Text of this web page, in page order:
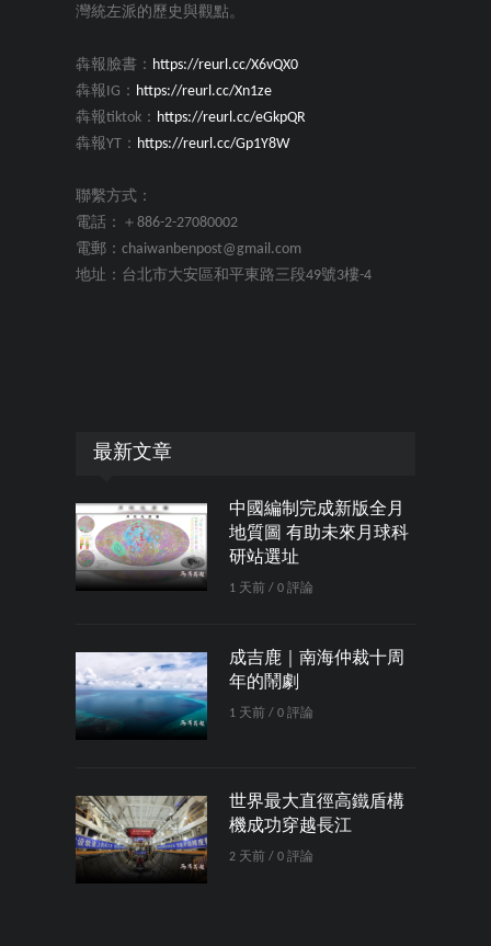
灣統左派的歷史與觀點。
犇報臉書： https://reurl.cc/X6vQX0
犇報IG： https://reurl.cc/Xn1ze
犇報tiktok： https://reurl.cc/eGkpQR
犇報YT： https://reurl.cc/Gp1Y8W
聯繫方式：
電話：＋886-2-27080002
電郵：chaiwanbenpost@gmail.com
地址：台北市大安區和平東路三段49號3樓-4
最新文章
中國編制完成新版全月
地質圖 有助未來月球科
研站選址
1 天前 / 0 評論
成吉鹿｜南海仲裁十周
年的鬧劇
1 天前 / 0 評論
世界最大直徑高鐵盾構
機成功穿越長江
2 天前 / 0 評論